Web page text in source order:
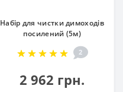
Набір для чистки димоходів
посилений (5м)
2
2 962 грн.